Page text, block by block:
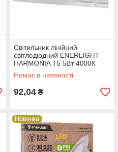
Cвітильник лінійний
світлодіодний ENERLIGHT
HARMONIA T5 5Вт 4000К
Немає в наявності
92,04 ₴
Новинка